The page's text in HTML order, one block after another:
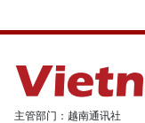
主管部门：越南通讯社